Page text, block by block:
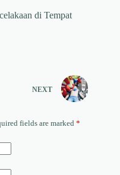
di Tempat
NEXT
fields are marked *